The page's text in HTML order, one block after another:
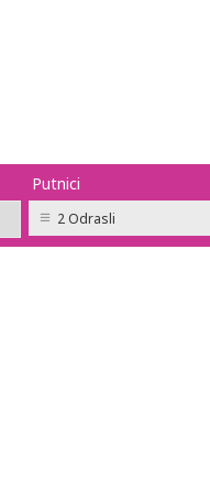
Putnici
2 Odrasli